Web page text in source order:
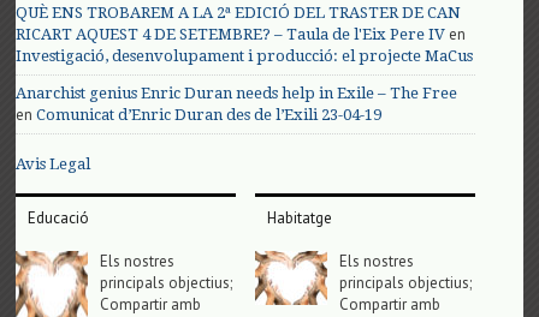
QUÈ ENS TROBAREM A LA 2ª EDICIÓ DEL TRASTER DE CAN
RICART AQUEST 4 DE SETEMBRE? – Taula de l'Eix Pere IV en
Investigació, desenvolupament i producció: el projecte MaCus
Anarchist genius Enric Duran needs help in Exile – The Free
enComunicat d’Enric Duran des de l’Exili 23-04-19
Avis Legal
Educació
Els nostres
principals objectius;
Compartir amb
Habitatge
Els nostres
principals objectius;
Compartir amb